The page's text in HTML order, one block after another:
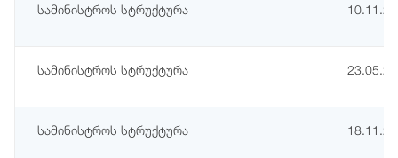
სამინისტროს სტრუქტურა
სამინისტროს სტრუქტურა
სამინისტროს სტრუქტურა